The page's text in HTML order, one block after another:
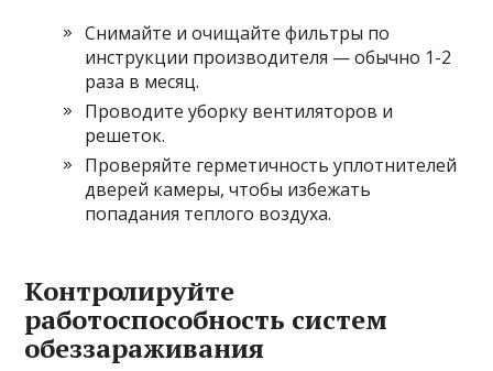
Снимайте и очищайте фильтры по
инструкции производителя — обычно 1-2
раза в месяц.
Проводите уборку вентиляторов и
решеток.
Проверяйте герметичность уплотнителей
дверей камеры, чтобы избежать
попадания теплого воздуха.
Контролируйте
работоспособность систем
обеззараживания